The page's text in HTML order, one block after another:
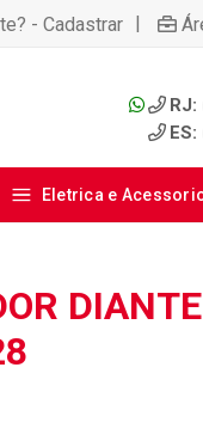
- Cadastrar |
Eletrica e